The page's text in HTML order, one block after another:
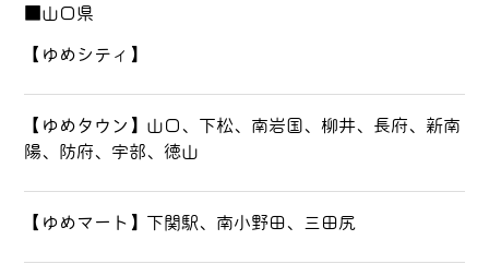
■山口県
【ゆめシティ】
【ゆめタウン】山口、下松、南岩国、柳井、長府、新南
陽、防府、宇部、徳山
【ゆめマート】下関駅、南小野田、三田尻